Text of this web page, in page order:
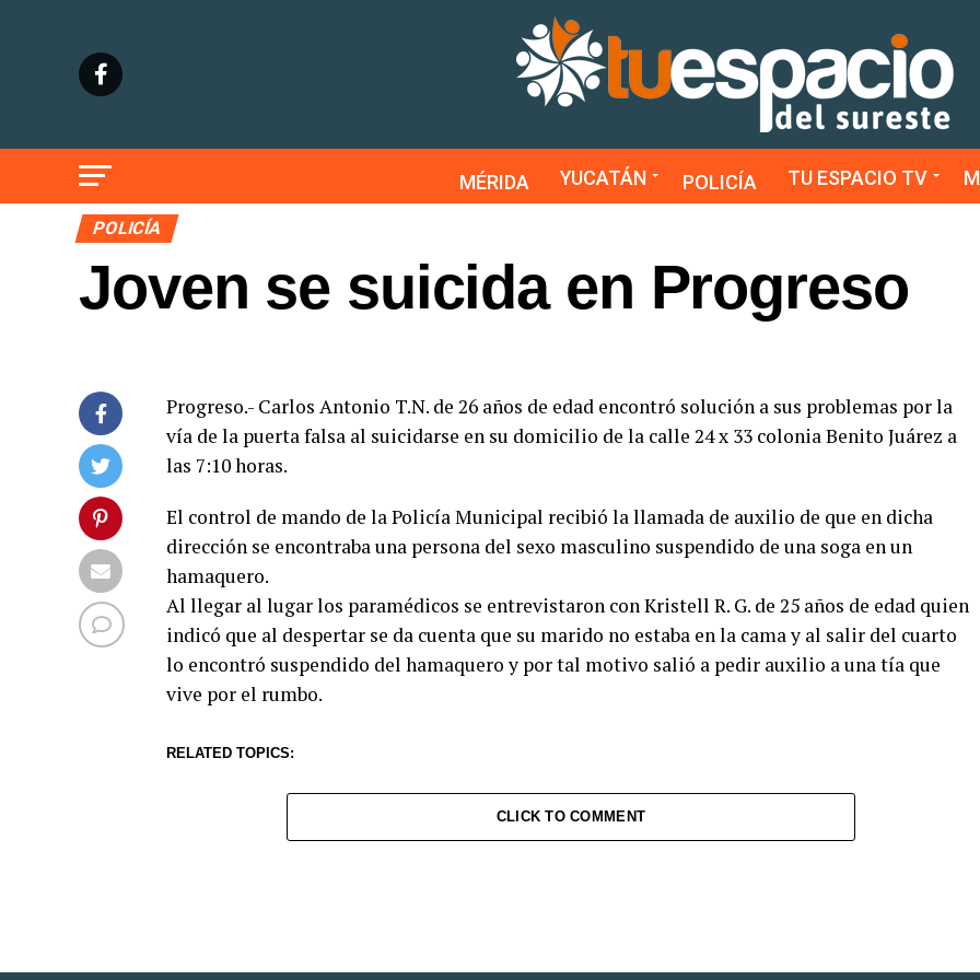
MÉRIDA YUCATÁN POLICÍA TU ESPACIO TV
POLICÍA
Joven se suicida en Progreso
Progreso.- Carlos Antonio T.N. de 26 años de edad encontró solución a sus problemas por la
vía de la puerta falsa al suicidarse en su domicilio de la calle 24 x 33 colonia Benito Juárez a
las 7:10 horas.
El control de mando de la Policía Municipal recibió la llamada de auxilio de que en dicha
dirección se encontraba una persona del sexo masculino suspendido de una soga en un
hamaquero.
Al llegar al lugar los paramédicos se entrevistaron con Kristell R. G. de 25 años de edad quien
indicó que al despertar se da cuenta que su marido no estaba en la cama y al salir del cuarto
lo encontró suspendido del hamaquero y por tal motivo salió a pedir auxilio a una tía que
vive por el rumbo.
RELATED TOPICS:
CLICK TO COMMENT